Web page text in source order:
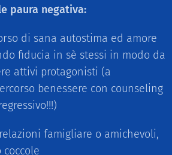
paura negativa:
di sana autostima ed amore
fiducia in sè stessi in modo da
attivi protagonisti (a
benessere con counseling
famigliare o amichevoli,